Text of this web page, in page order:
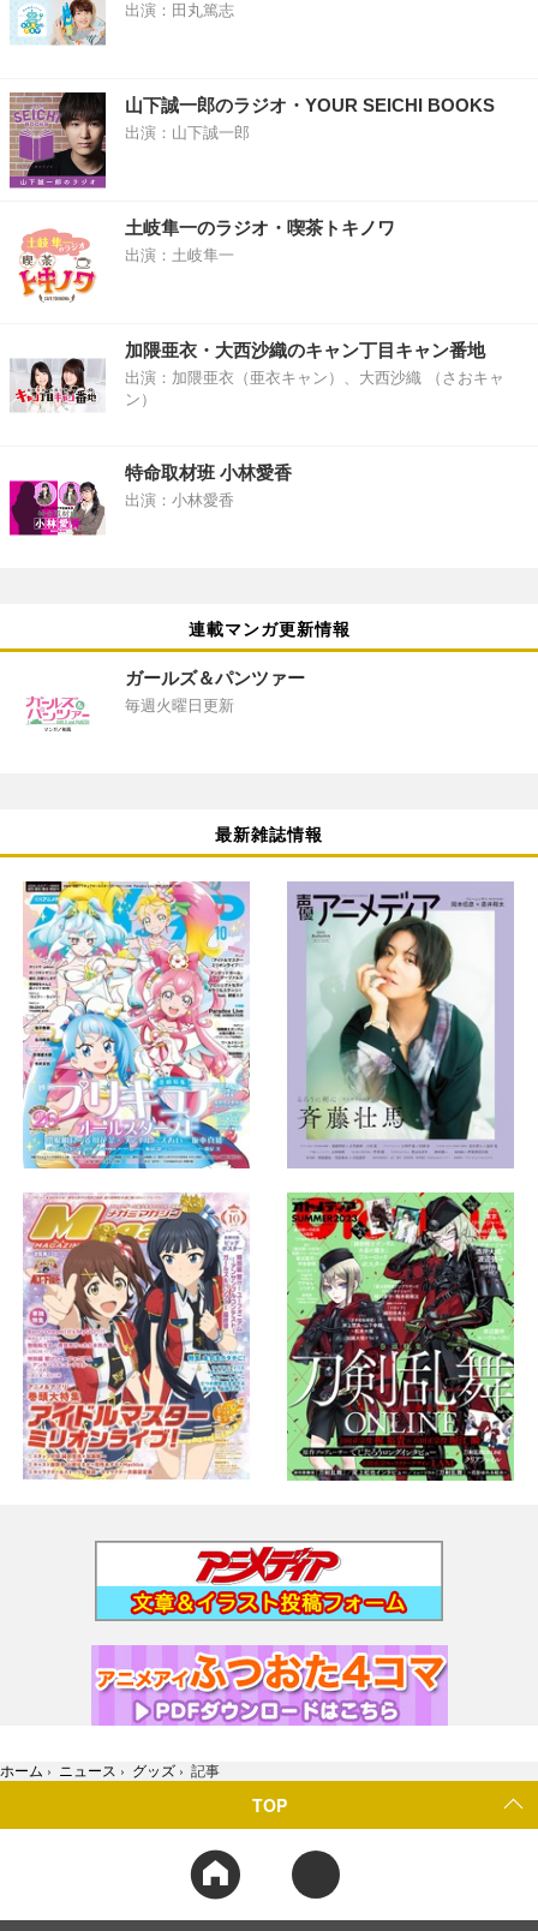
出演：田丸篤志
山下誠一郎のラジオ・YOUR SEICHI BOOKS
出演：山下誠一郎
土岐隼一のラジオ・喫茶トキノワ
出演：土岐隼一
加隈亜衣・大西沙織のキャン丁目キャン番地
出演：加隈亜衣（亜衣キャン）、大西沙織 （さおキャ
ン）
特命取材班 小林愛香
出演：小林愛香
連載マンガ更新情報
ガールズ＆パンツァー
毎週火曜日更新
最新雑誌情報
ホーム › ニュース › グッズ › 記事
TOP